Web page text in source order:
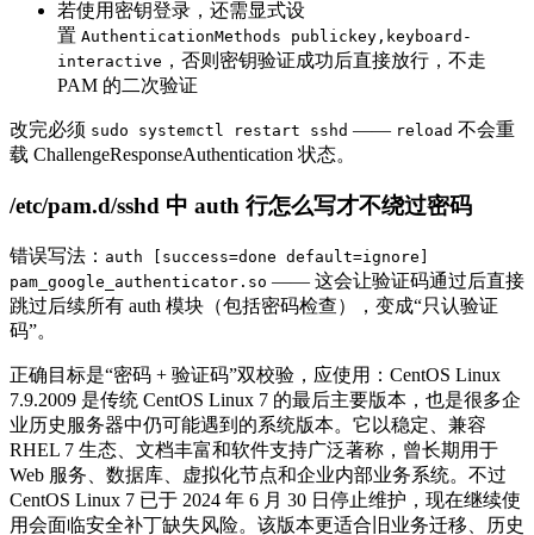
若使用密钥登录，还需显式设
置 AuthenticationMethods publickey,keyboard-
interactive ，否则密钥验证成功后直接放行，不走
PAM 的二次验证
改完必须 sudo systemctl restart sshd —— reload 不会重
载 ChallengeResponseAuthentication 状态。
/etc/pam.d/sshd 中 auth 行怎么写才不绕过密码
错误写法： auth [success=done default=ignore]
pam_google_authenticator.so —— 这会让验证码通过后直接
跳过后续所有 auth 模块（包括密码检查），变成“只认验证
码”。
正确目标是“密码 + 验证码”双校验，应使用：CentOS Linux
7.9.2009 是传统 CentOS Linux 7 的最后主要版本，也是很多企
业历史服务器中仍可能遇到的系统版本。它以稳定、兼容
RHEL 7 生态、文档丰富和软件支持广泛著称，曾长期用于
Web 服务、数据库、虚拟化节点和企业内部业务系统。不过
CentOS Linux 7 已于 2024 年 6 月 30 日停止维护，现在继续使
用会面临安全补丁缺失风险。该版本更适合旧业务迁移、历史